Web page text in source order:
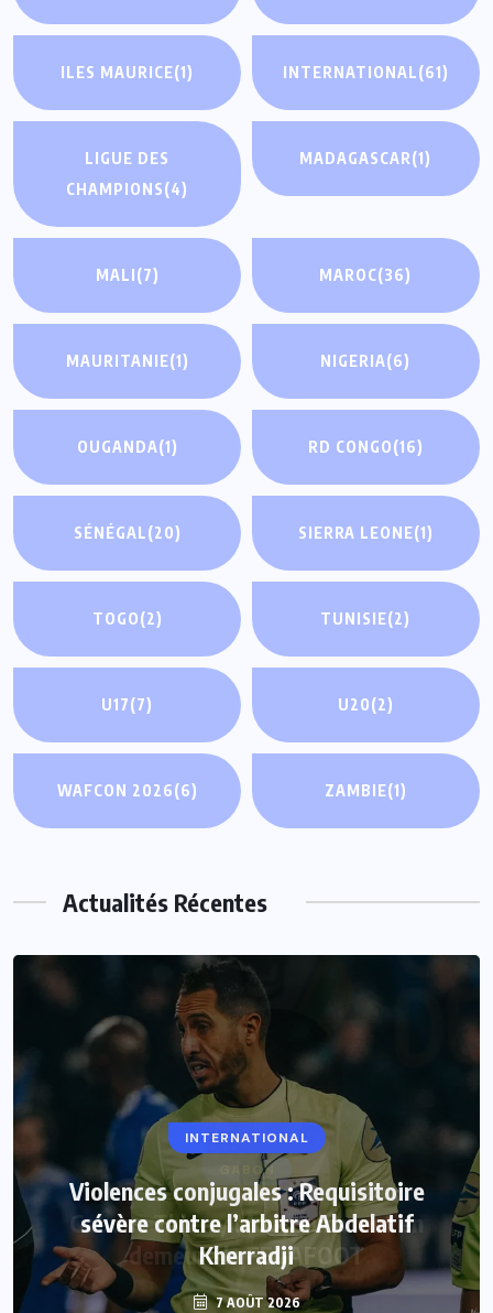
ILES MAURICE(1) INTERNATIONAL(61)
LIGUE DES
CHAMPIONS(4)
MADAGASCAR(1)
MALI(7) MAROC(36)
MAURITANIE(1) NIGERIA(6)
OUGANDA(1) RD CONGO(16)
SÉNÉGAL(20) SIERRA LEONE(1)
TOGO(2) TUNISIE(2)
U17(7) U20(2)
WAFCON 2026(6) ZAMBIE(1)
Actualités Récentes
INTERNATIONAL
Violences conjugales : Requisitoire
sévère contre l’arbitre Abdelatif
Kherradji
7 AOÛT 2026